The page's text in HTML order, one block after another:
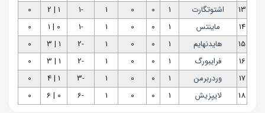
13
اشتوتگارت 1
0
0
1
-1
1 | 2
0
14
ماینتس 1
0
0
1
-1
0 | 1
0
15
هایدنهایم 1
0
0
1
-2
1 | 3
0
16
فرایبورگ 1
0
0
1
-2
1 | 3
0
17
وردربرمن 1
0
0
1
-3
1 | 4
0
18
لایپزیش 1
0
0
1
-6
0 | 6
0